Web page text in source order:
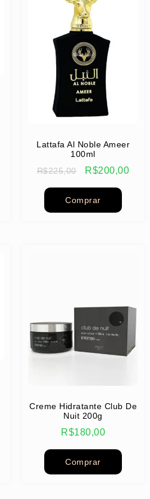
Lattafa Al Noble Ameer
100ml
R$225,00 R$200,00
Comprar
Creme Hidratante Club De
Nuit 200g
R$180,00
Comprar